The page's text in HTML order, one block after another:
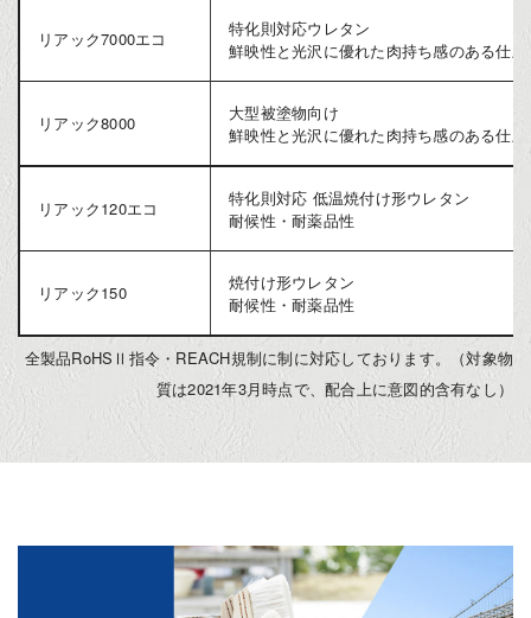
リアック7000エコ
特化則対応ウレタン
鮮映性と光沢に優れた肉持ち感のある仕
リアック8000
大型被塗物向け
鮮映性と光沢に優れた肉持ち感のある仕
リアック120エコ
特化則対応 低温焼付け形ウレタン
耐候性・耐薬品性
リアック150
焼付け形ウレタン
耐候性・耐薬品性
全製品RoHSⅡ指令・REACH規制に制に対応しております。（対象物
質は2021年3月時点で、配合上に意図的含有なし）